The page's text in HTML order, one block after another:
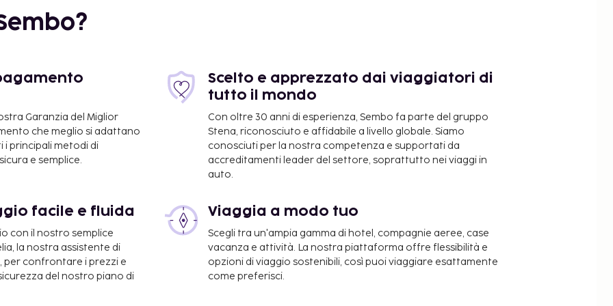
Garanzia del Miglior
che meglio si adattano
i principali metodi di
e semplice.
Scelto e apprezzato dai viaggiatori di
tutto il mondo
Con oltre 30 anni di esperienza, Sembo fa parte del gruppo
Stena, riconosciuto e affidabile a livello globale. Siamo
conosciuti per la nostra competenza e supportati da
accreditamenti leader del settore, soprattutto nei viaggi in
auto.
facile e fluida
con il nostro semplice
la nostra assistente di
per confrontare i prezzi e
del nostro piano di
Viaggia a modo tuo
Scegli tra un'ampia gamma di hotel, compagnie aeree, case
vacanza e attività. La nostra piattaforma offre flessibilità e
opzioni di viaggio sostenibili, così puoi viaggiare esattamente
come preferisci.